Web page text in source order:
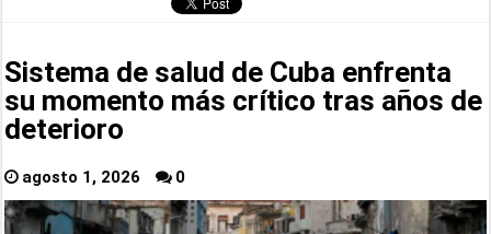
Sistema de salud de Cuba enfrenta
su momento más crítico tras años de
deterioro
agosto 1, 2026 0